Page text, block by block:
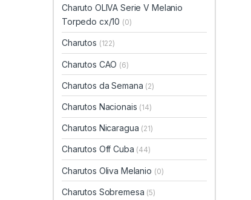
Charuto OLIVA Serie V Melanio
Torpedo cx/10 (0)
Charutos (122)
Charutos CAO (6)
Charutos da Semana (2)
Charutos Nacionais (14)
Charutos Nicaragua (21)
Charutos Off Cuba (44)
Charutos Oliva Melanio (0)
Charutos Sobremesa (5)